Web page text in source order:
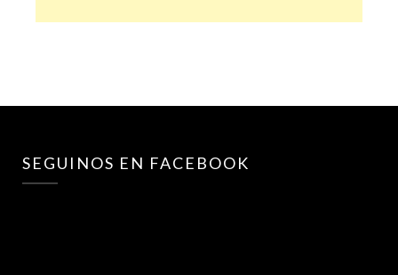
SEGUINOS EN FACEBOOK